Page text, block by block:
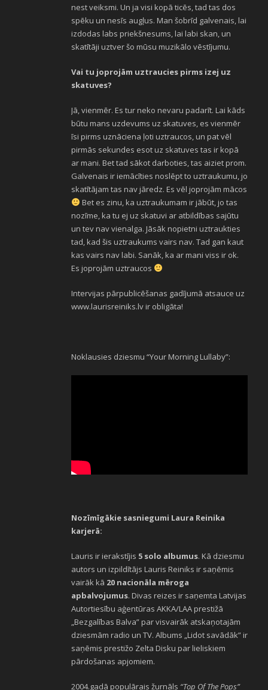
nest veiksmi. Un ja visi kopā ticēs, tad tas dos
spēku un nesīs augļus. Man šobrīd galvenais, lai
izdodas labs priekšnesums, lai labi skan, un
skatītāji uztver šo mūsu muzikālo vēstījumu.
Vai tu joprojām uztraucies pirms izej uz
skatuves?
Jā, vienmēr. Es tur neko nevaru padarīt. Lai kāds
būtu mans uzdevums uz skatuves, es vienmēr
īsi pirms uznāciena ļoti uztraucos, un pat vēl
pirmās sekundes esot uz skatuves tas ir kopā
ar mani. Bet tad sākot darboties, tas aiziet prom.
Galvenais ir iemācīties noslēpt to uztraukumu, jo
skatītājam tas nav jāredz. Es vēl joprojām mācos
Bet es zinu, ka uztraukumam ir jābūt, jo tas
nozīme, ka tu ej uz skatuvi ar atbildības sajūtu
un tev nav vienalga. Jāsāk nopietni uztraukties
tad, kad šis uztraukums vairs nav. Tad gan kaut
kas vairs nav labi. Sanāk, ka ar mani viss ir ok.
Es joprojām uztraucos
Intervijas pārpublicēšanas gadījumā atsauce uz
www.laurisreiniks.lv ir obligāta!
Noklausies dziesmu “Your Morning Lullaby”:
Nozīmīgākie sasniegumi Laura Reinika
karjerā:
Lauris ir ierakstījis 5 solo albumus. Kā dziesmu
autors un izpildītājs Lauris Reiniks ir saņēmis
vairāk kā 20 nacionāla mēroga
apbalvojumus. Divas reizes ir saņemta Latvijas
Autortiesību aģentūras AKKA/LAA prestižā
„Bezgalības Balva” par visvairāk atskaņotajām
dziesmām radio un TV. Albums „Lidot savādāk” ir
saņēmis prestižo Zelta Disku par lieliskiem
pārdošanas apjomiem.
2004.gadā populārais žurnāls “Top Of The Pops”